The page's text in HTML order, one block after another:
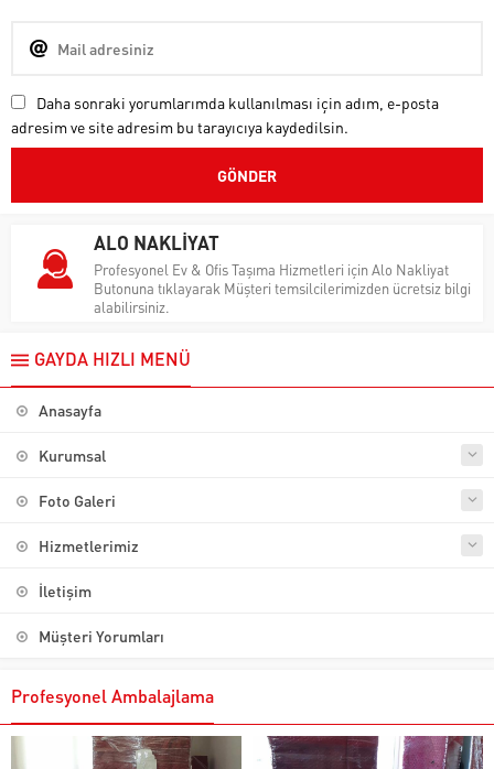
Daha sonraki yorumlarımda kullanılması için adım, e-posta
adresim ve site adresim bu tarayıcıya kaydedilsin.
ALO NAKLİYAT
Profesyonel Ev & Ofis Taşıma Hizmetleri için Alo Nakliyat
Butonuna tıklayarak Müşteri temsilcilerimizden ücretsiz bilgi
alabilirsiniz.
GAYDA HIZLI MENÜ
Anasayfa
Kurumsal
Foto Galeri
Hizmetlerimiz
İletişim
Müşteri Yorumları
Profesyonel Ambalajlama